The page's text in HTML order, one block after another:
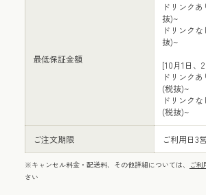
最低保証金額
ドリンク
抜)~
ドリンク
抜)~
[10月1日、
ドリンク
(税抜)~
ドリンク
(税抜)~
ご注文期限 ご利用日3
※キャンセル料金・配送料、その他詳細については、 ご利
さい